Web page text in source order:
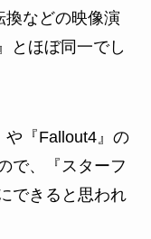
換などの映像演
とほぼ同一でし
や『Fallout4』の
で、『スターフ
できると思われ